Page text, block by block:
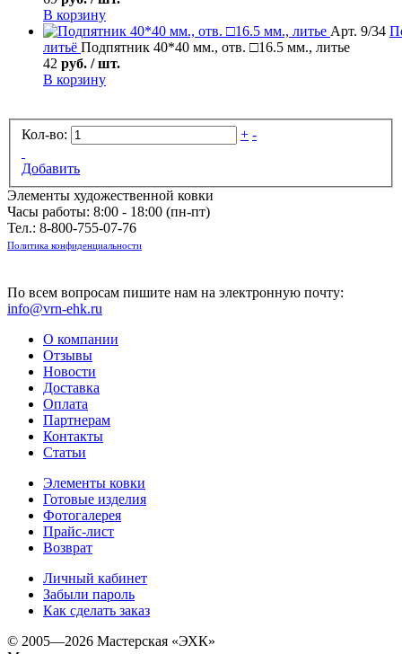
В корзину
Арт. 9/34
литьё Подпятник 40*40 мм., отв. □16.5 мм., литье
42 руб. / шт.
В корзину
Кол-во: + -
Добавить
Элементы художественной ковки
Часы работы: 8:00 - 18:00 (пн-пт)
Тел.: 8-800-755-07-76
Политика конфиденциальности
По всем вопросам пишите нам на электронную почту:
info@vrn-ehk.ru
О компании
Отзывы
Новости
Доставка
Оплата
Партнерам
Контакты
Статьи
Элементы ковки
Готовые изделия
Фотогалерея
Прайс-лист
Возврат
Личный кабинет
Забыли пароль
Как сделать заказ
© 2005—2026 Мастерская «ЭХК»